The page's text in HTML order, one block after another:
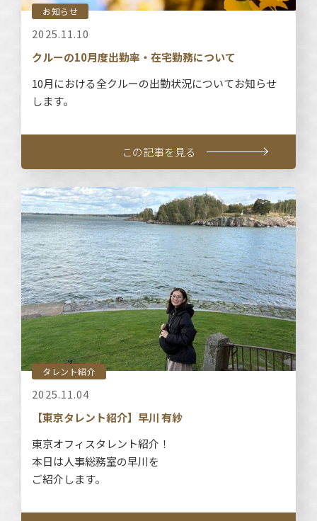
お知らせ
2025.11.10
クルーの10月度出勤率・在宅勤務について
10月における全クルーの出勤状況についてお知らせ
します。
この記事を見る
タレント紹介
2025.11.04
【東京タレント紹介】早川 有紗
東京オフィスタレント紹介！
本日は人事総務室の早川を
ご紹介します。